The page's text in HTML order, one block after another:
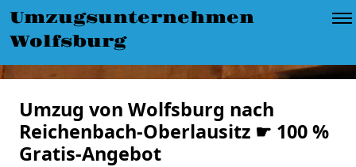
Umzugsunternehmen
Wolfsburg
Umzug von Wolfsburg nach
Reichenbach-Oberlausitz ☛ 100 %
Gratis-Angebot